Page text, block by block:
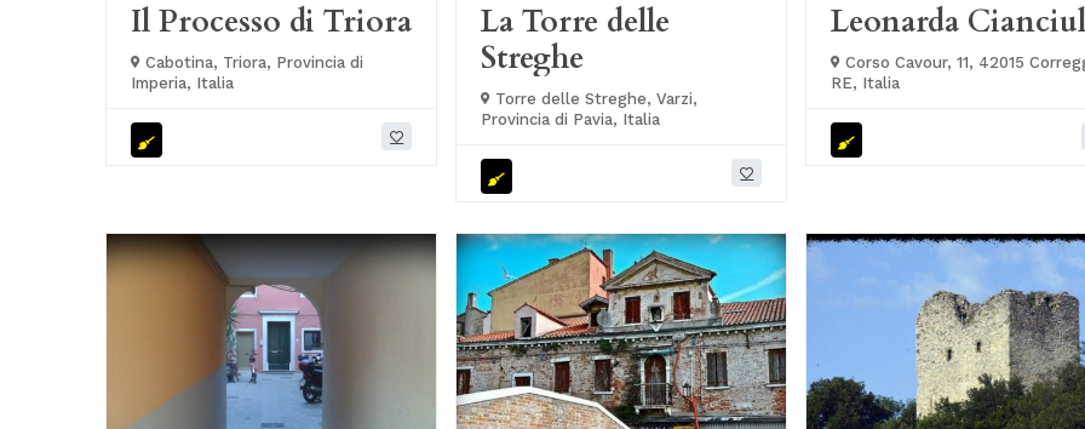
Il Processo di Triora
Cabotina, Triora, Provincia di
Imperia, Italia
La Torre delle
Streghe
Torre delle Streghe, Varzi,
Provincia di Pavia, Italia
Leonarda
Corso Cavour, 11, 42015
RE, Italia